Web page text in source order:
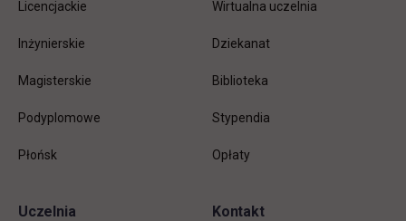
Licencjackie
Inżynierskie
Magisterskie
Podyplomowe
Płońsk
Wirtualna uczelnia
Dziekanat
Biblioteka
Stypendia
Opłaty
Uczelnia Kontakt